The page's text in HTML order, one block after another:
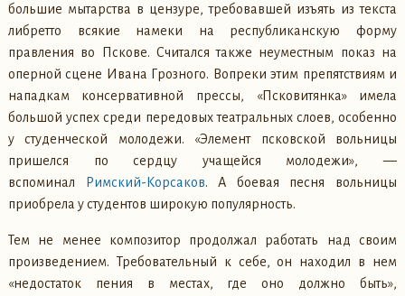
большие мытарства в цензуре, требовавшей изъять из текста
либретто всякие намеки на республиканскую форму
правления во Пскове. Считался также неуместным показ на
оперной сцене Ивана Грозного. Вопреки этим препятствиям и
нападкам консервативной прессы, «Псковитянка» имела
большой успех среди передовых театральных слоев, особенно
у студенческой молодежи. «Элемент псковской вольницы
пришелся по сердцу учащейся молодежи», —
вспоминал
Римский-Корсаков. А боевая песня вольницы
приобрела у студентов широкую популярность.
Тем не менее композитор продолжал работать над своим
произведением. Требовательный к себе, он находил в нем
«недостаток пения в местах, где оно должно быть»,